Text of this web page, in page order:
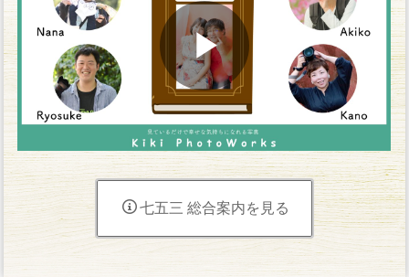
七五三 総合案内を見る